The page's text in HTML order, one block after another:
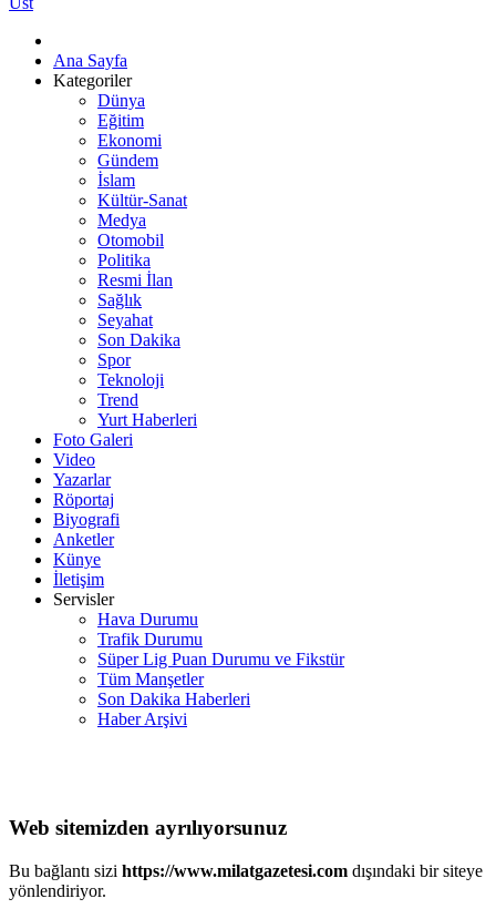
Ana Sayfa
Kategoriler
Dünya
Eğitim
Ekonomi
Gündem
İslam
Kültür-Sanat
Medya
Otomobil
Politika
Resmi İlan
Sağlık
Seyahat
Son Dakika
Spor
Teknoloji
Trend
Yurt Haberleri
Foto Galeri
Video
Yazarlar
Röportaj
Biyografi
Anketler
Künye
İletişim
Servisler
Hava Durumu
Trafik Durumu
Süper Lig Puan Durumu ve Fikstür
Tüm Manşetler
Son Dakika Haberleri
Haber Arşivi
Web sitemizden ayrılıyorsunuz
Bu bağlantı sizi https://www.milatgazetesi.com dışındaki bir siteye
yönlendiriyor.